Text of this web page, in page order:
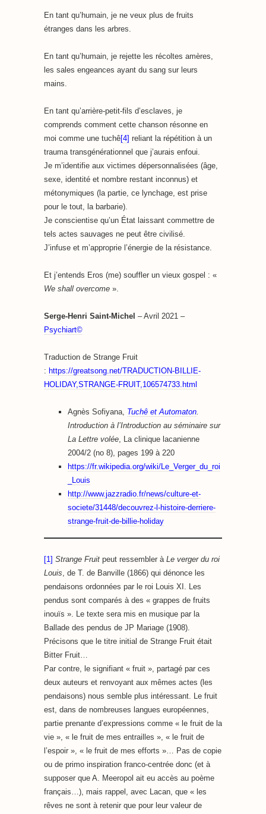
En tant qu’humain, je ne veux plus de fruits
étranges dans les arbres.
En tant qu’humain, je rejette les récoltes amères,
les sales engeances ayant du sang sur leurs
mains.
En tant qu’arrière-petit-fils d’esclaves, je
comprends comment cette chanson résonne en
moi comme une tuchê[4] reliant la répétition à un
trauma transgénérationnel que j’aurais enfoui.
Je m’identifie aux victimes dépersonnalisées (âge,
sexe, identité et nombre restant inconnus) et
métonymiques (la partie, ce lynchage, est prise
pour le tout, la barbarie).
Je conscientise qu’un État laissant commettre de
tels actes sauvages ne peut être civilisé.
J’infuse et m’approprie l’énergie de la résistance.
Et j’entends Eros (me) souffler un vieux gospel : «
We shall overcome ».
Serge-Henri Saint-Michel – Avril 2021 –
Psychiart©
Traduction de Strange Fruit
: https://greatsong.net/TRADUCTION-BILLIE-
HOLIDAY,STRANGE-FRUIT,106574733.html
Agnès Sofiyana, Tuchê et Automaton.
Introduction à l’Introduction au séminaire sur
La Lettre volée, La clinique lacanienne
2004/2 (no 8), pages 199 à 220
https://fr.wikipedia.org/wiki/Le_Verger_du_roi
_Louis
http://www.jazzradio.fr/news/culture-et-
societe/31448/decouvrez-l-histoire-derriere-
strange-fruit-de-billie-holiday
[1] Strange Fruit peut ressembler à Le verger du roi
Louis, de T. de Banville (1866) qui dénonce les
pendaisons ordonnées par le roi Louis XI. Les
pendus sont comparés à des « grappes de fruits
inouïs ». Le texte sera mis en musique par la
Ballade des pendus de JP Mariage (1908).
Précisons que le titre initial de Strange Fruit était
Bitter Fruit…
Par contre, le signifiant « fruit », partagé par ces
deux auteurs et renvoyant aux mêmes actes (les
pendaisons) nous semble plus intéressant. Le fruit
est, dans de nombreuses langues européennes,
partie prenante d’expressions comme « le fruit de la
vie », « le fruit de mes entrailles », « le fruit de
l’espoir », « le fruit de mes efforts »… Pas de copie
ou de primo inspiration franco-centrée donc (et à
supposer que A. Meeropol ait eu accès au poème
français…), mais rappel, avec Lacan, que « les
rêves ne sont à retenir que pour leur valeur de